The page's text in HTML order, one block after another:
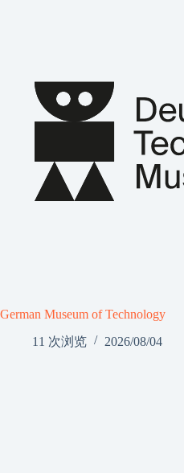
German Museum of Technology
11 次浏览
2026/08/04